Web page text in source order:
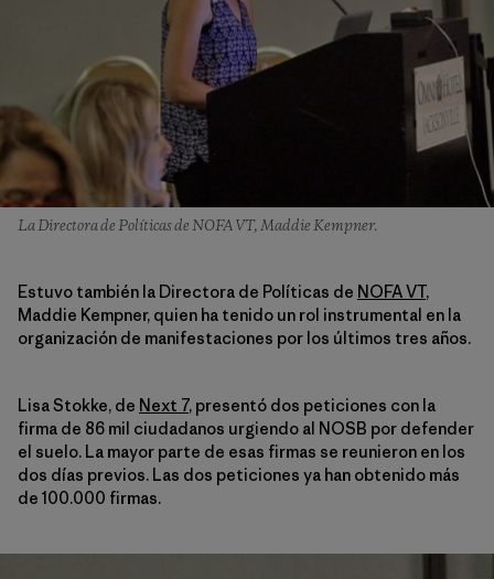
La Directora de Políticas de NOFA VT, Maddie Kempner.
Estuvo también la Directora de Políticas de NOFA VT,
Maddie Kempner, quien ha tenido un rol instrumental en la
organización de manifestaciones por los últimos tres años.
Lisa Stokke, de Next 7, presentó dos peticiones con la
firma de 86 mil ciudadanos urgiendo al NOSB por defender
el suelo. La mayor parte de esas firmas se reunieron en los
dos días previos. Las dos peticiones ya han obtenido más
de 100.000 firmas.